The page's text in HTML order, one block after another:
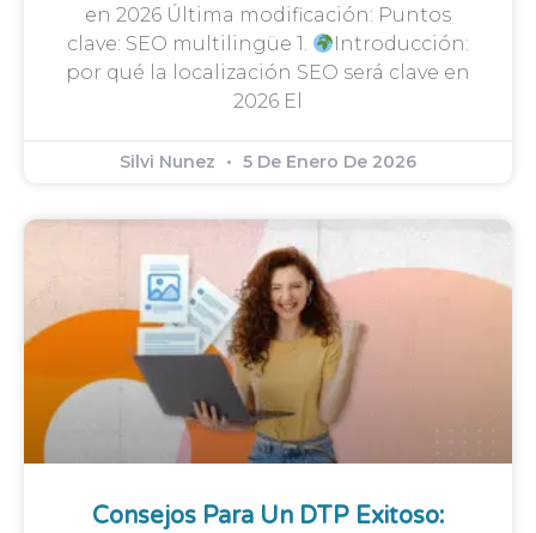
en 2026 Última modificación: Puntos
clave: SEO multilingüe 1.
Introducción:
por qué la localización SEO será clave en
2026 El
Silvi Nunez 5 De Enero De 2026
Consejos Para Un DTP Exitoso: